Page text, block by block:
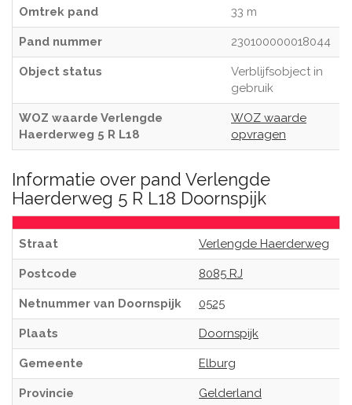
Omtrek pand 33 m
Pand nummer 230100000018044
Object status
Verblijfsobject in
gebruik
WOZ waarde Verlengde
Haerderweg 5 R L18
WOZ waarde
opvragen
Informatie over pand Verlengde
Haerderweg 5 R L18 Doornspijk
Straat Verlengde Haerderweg
Postcode 8085 RJ
Netnummer van Doornspijk 0525
Plaats Doornspijk
Gemeente Elburg
Provincie Gelderland